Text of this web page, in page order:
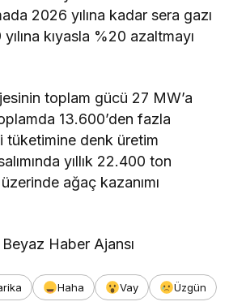
2026 yılına kadar sera gazı
kıyasla %20 azaltmayı
toplam gücü 27 MW’a
13.600’den fazla
tüketimine denk üretim
yıllık 22.400 ton
ağaç kazanımı
Haber Ajansı
Haha Vay
Üzgün